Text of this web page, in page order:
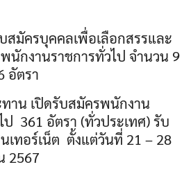
สมัครบุคคลเพื่อเลือกสรรและ
นักงานราชการทั่วไป จำนวน 9
อัตรา
าน เปิดรับสมัครพนักงาน
ป 361 อัตรา (ทั่วประเทศ) รับ
เทอร์เน็ต ตั้งแต่วันที่ 21 – 28
2567